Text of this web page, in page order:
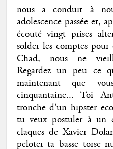
nous a conduit à
adolescence passée et,
écouté vingt prises
solder les comptes
Chad, nous ne
Regardez un peu ce
maintenant que
cinquantaine... Toi
tronche d'un hipster
tu veux postuler à un
claques de Xavier
peloter ta basse torse